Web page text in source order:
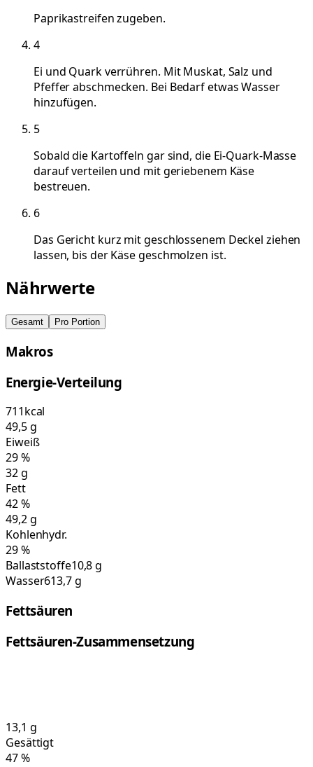
Paprikastreifen zugeben.
4
Ei und Quark verrühren. Mit Muskat, Salz und
Pfeffer abschmecken. Bei Bedarf etwas Wasser
hinzufügen.
5
Sobald die Kartoffeln gar sind, die Ei-Quark-Masse
darauf verteilen und mit geriebenem Käse
bestreuen.
6
Das Gericht kurz mit geschlossenem Deckel ziehen
lassen, bis der Käse geschmolzen ist.
Nährwerte
Gesamt Pro Portion
Makros
Energie-Verteilung
711kcal
49,5g
Eiweiß
29%
32g
Fett
42%
49,2g
Kohlenhydr.
29%
Ballaststoffe10,8 g
Wasser613,7 g
Fettsäuren
Fettsäuren-Zusammensetzung
13,1 g
Gesättigt
47%